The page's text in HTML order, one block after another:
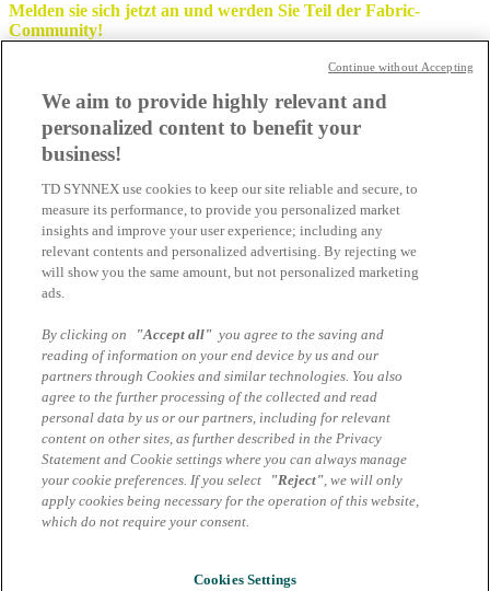
Melden sie sich jetzt an und werden Sie Teil der Fabric-
Community!
Microsoft Cloud Solutions Team | +49 89 4700 3020 | csp-
microsoft.de@tdsynnex.com
Ihr Ansprechpartner
Ferdinand Velte
Business Development Manager
ferdinand.velte@tdsynnex.com
Speaker
Ferdinand
Velte
Business Development Manager
AGB Marcom Services
We aim to provide highly relevant and
personalized content to benefit your
business!
TD SYNNEX use cookies to keep our site reliable and secure, to
measure its performance, to provide you personalized market
insights and improve your user experience; including any
relevant contents and personalized advertising. By rejecting we
will show you the same amount, but not personalized marketing
ads.
By clicking on "Accept all" you agree to the saving and
reading of information on your end device by us and our
partners through Cookies and similar technologies. You also
agree to the further processing of the collected and read
personal data by us or our partners, including for relevant
content on other sites, as further described in the Privacy
Statement and Cookie settings where you can always manage
your cookie preferences. If you select
"Reject", we will only
apply cookies being necessary for the operation of this website,
which do not require your consent.
Cookies Settings
Continue without Accepting